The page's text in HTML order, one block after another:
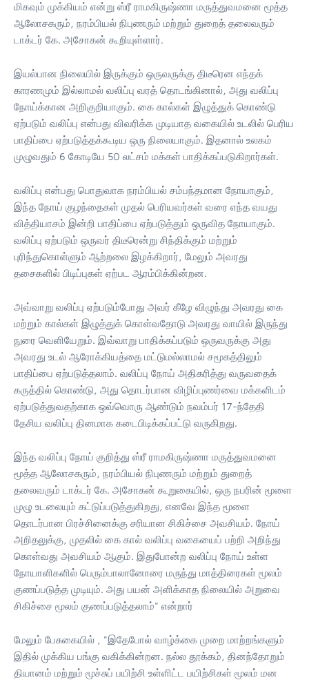
மிகவும் முக்கியம் என்று ஸ்ரீ ராமகிருஷ்ணா மருத்துவமனை மூத்த
ஆலோசகரும், நரம்பியல் நிபுணரும் மற்றும் துறைத் தலைவரும்
டாக்டர் கே. அசோகன் கூறியுள்ளார்.
இயல்பான நிலையில் இருக்கும் ஒருவருக்கு திடீரென எந்தக்
காரணமும் இல்லாமல் வலிப்பு வரத் தொடங்கினால், அது வலிப்பு
நோய்க்கான அறிகுறியாகும். கை கால்கள் இழுத்துக் கொண்டு
ஏற்படும் வலிப்பு என்பது விவரிக்க முடியாத வகையில் உடலில் பெரிய
பாதிப்பை ஏற்படுத்தக்கூடிய ஒரு நிலையாகும். இதனால் உலகம்
முழுவதும் 6 கோடியே 50 லட்சம் மக்கள் பாதிக்கப்படுகிறார்கள்.
வலிப்பு என்பது பொதுவாக நரம்பியல் சம்பந்தமான நோயாகும்,
இந்த நோய் குழந்தைகள் முதல் பெரியவர்கள் வரை எந்த வயது
வித்தியாசம் இன்றி பாதிப்பை ஏற்படுத்தும் ஒருவித நோயாகும்.
வலிப்பு ஏற்படும் ஒருவர் திடீரென்று சிந்திக்கும் மற்றும்
புரிந்துகொள்ளும் ஆற்றலை இழக்கிறார், மேலும் அவரது
தசைகளில் பிடிப்புகள் ஏற்பட ஆரம்பிக்கின்றன.
அவ்வாறு வலிப்பு ஏற்படும்போது அவர் கீழே விழுந்து அவரது கை
மற்றும் கால்கள் இழுத்துக் கொள்வதோடு அவரது வாயில் இருந்து
நுரை வெளியேறும். இவ்வாறு பாதிக்கப்படும் ஒருவருக்கு அது
அவரது உடல் ஆரோக்கியத்தை மட்டுமல்லாமல் சமூகத்திலும்
பாதிப்பை ஏற்படுத்தலாம். வலிப்பு நோய் அதிகரித்து வருவதைக்
கருத்தில் கொண்டு, அது தொடர்பான விழிப்புணர்வை மக்களிடம்
ஏற்படுத்துவதற்காக ஒவ்வொரு ஆண்டும் நவம்பர் 17-ந்தேதி
தேசிய வலிப்பு தினமாக கடைபிடிக்கப்பட்டு வருகிறது.
இந்த வலிப்பு நோய் குறித்து ஸ்ரீ ராமகிருஷ்ணா மருத்துவமனை
மூத்த ஆலோசகரும், நரம்பியல் நிபுணரும் மற்றும் துறைத்
தலைவரும் டாக்டர் கே. அசோகன் கூறுகையில், ஒரு நபரின் மூளை
முழு உடலையும் கட்டுப்படுத்துகிறது, எனவே இந்த மூளை
தொடர்பான பிரச்சினைக்கு சரியான சிகிச்சை அவசியம். நோய்
அறிதலுக்கு, முதலில் கை கால் வலிப்பு வகையைப் பற்றி அறிந்து
கொள்வது அவசியம் ஆகும். இதுபோன்ற வலிப்பு நோய் உள்ள
நோயாளிகளில் பெரும்பாலானோரை மருந்து மாத்திரைகள் மூலம்
குணப்படுத்த முடியும். அது பயன் அளிக்காத நிலையில் அறுவை
சிகிச்சை மூலம் குணப்படுத்தலாம்" என்றார்
மேலும் பேசுகையில் , "இதேபோல் வாழ்க்கை முறை மாற்றங்களும்
இதில் முக்கிய பங்கு வகிக்கின்றன. நல்ல தூக்கம், தினந்தோறும்
தியானம் மற்றும் மூச்சுப் பயிற்சி உள்ளிட்ட பயிற்சிகள் மூலம் மன